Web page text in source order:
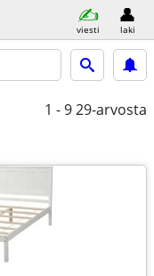
viesti laki
1 - 929-arvosta